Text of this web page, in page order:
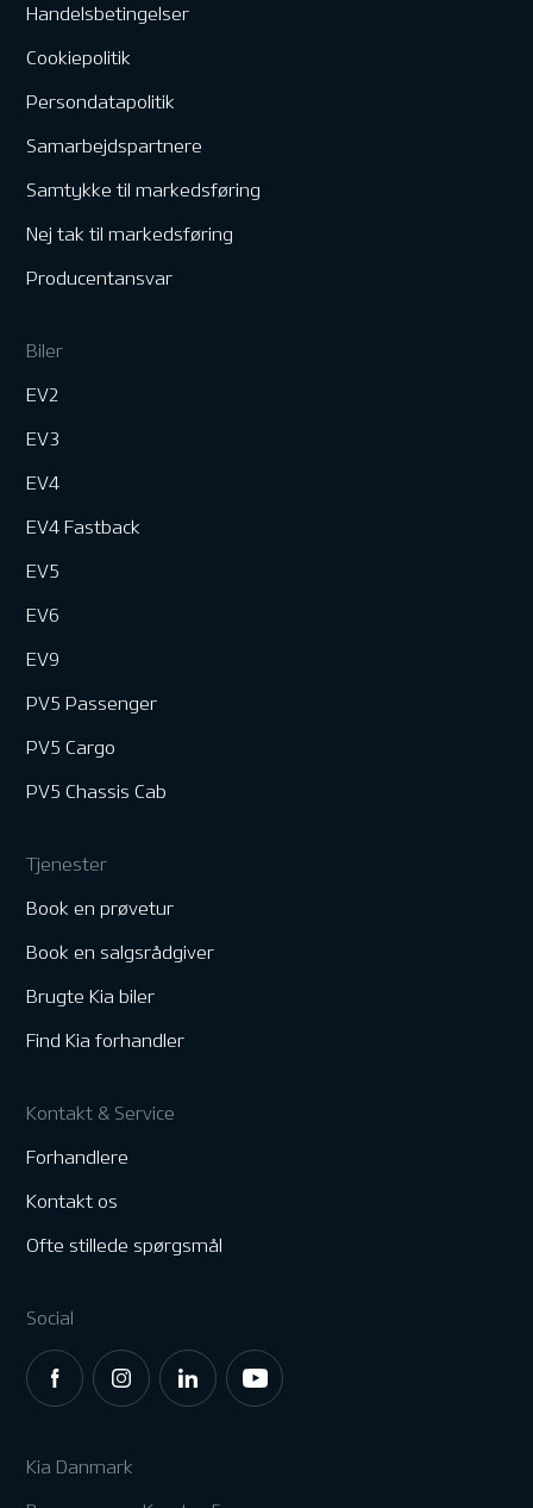
Handelsbetingelser
Cookiepolitik
Persondatapolitik
Samarbejdspartnere
Samtykke til markedsføring
Nej tak til markedsføring
Producentansvar
Biler
EV2
EV3
EV4
EV4 Fastback
EV5
EV6
EV9
PV5 Passenger
PV5 Cargo
PV5 Chassis Cab
Tjenester
Book en prøvetur
Book en salgsrådgiver
Brugte Kia biler
Find Kia forhandler
Kontakt & Service
Forhandlere
Kontakt os
Ofte stillede spørgsmål
Social
Kia Danmark